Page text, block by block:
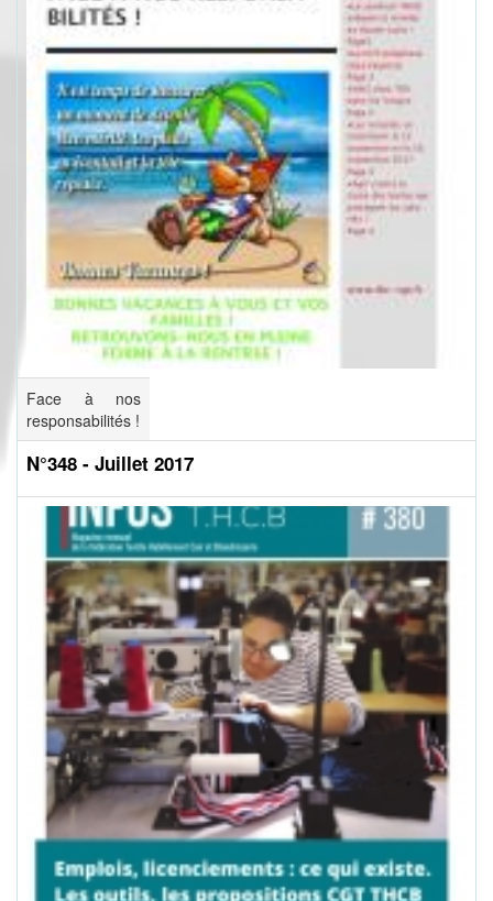
Face à nos
responsabilités !
N°348 - Juillet 2017